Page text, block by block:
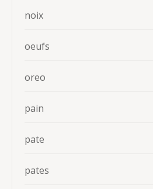
noix
oeufs
oreo
pain
pate
pates